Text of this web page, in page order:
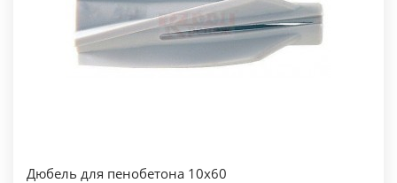
Дюбель для пенобетона 10х60